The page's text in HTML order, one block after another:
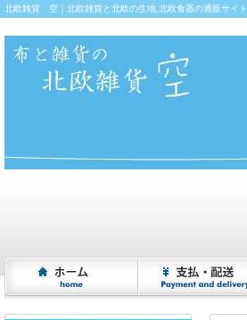
北欧雑貨 空｜北欧雑貨と北欧の生地,北欧食器の通販サイト